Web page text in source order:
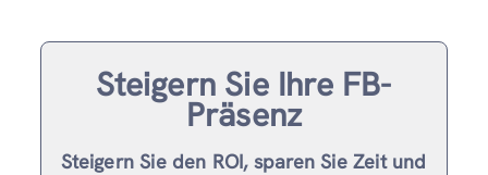
Steigern Sie Ihre FB-
Präsenz
Steigern Sie den ROI, sparen Sie Zeit und